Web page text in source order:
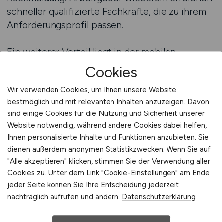
schneller qualifizierte Fachkräfte, die zu ihrem
Anforderungsprofil passen.
Ein weiterer Vorteil liegt in der mobilen
Optimierung des Systems. Bewerber können
auch unterwegs auf aktuelle Ausschreibungen
zugreifen und ihre Unterlagen sofort hochladen.
Gerade in der Agrarberatung, wo Flexibilität
gefragt ist, erweist sich dies als entscheidend.
Das Jobportal Nr. 1 für Agrar-Jobs stellt damit
sicher, dass Fachkräfte ihre Karriere in der
Beratung effizient und zielgerichtet
vorantreiben können.
Jobfinder
Cookies
Wir verwenden Cookies, um Ihnen unsere Website
bestmöglich und mit relevanten Inhalten anzuzeigen. Davon
sind einige Cookies für die Nutzung und Sicherheit unserer
Website notwendig, während andere Cookies dabei helfen,
Ihnen personalisierte Inhalte und Funktionen anzubieten. Sie
dienen außerdem anonymen Statistikzwecken. Wenn Sie auf
"Alle akzeptieren" klicken, stimmen Sie der Verwendung aller
Cookies zu. Unter dem Link "Cookie-Einstellungen" am Ende
jeder Seite können Sie Ihre Entscheidung jederzeit
nachträglich aufrufen und ändern. Datenschutzerklärung